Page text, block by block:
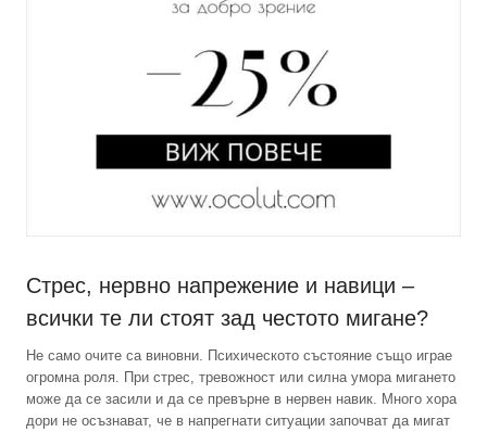
Стрес, нервно напрежение и навици –
всички те ли стоят зад честото мигане?
Не само очите са виновни. Психическото състояние също играе
огромна роля. При стрес, тревожност или силна умора мигането
може да се засили и да се превърне в нервен навик. Много хора
дори не осъзнават, че в напрегнати ситуации започват да мигат